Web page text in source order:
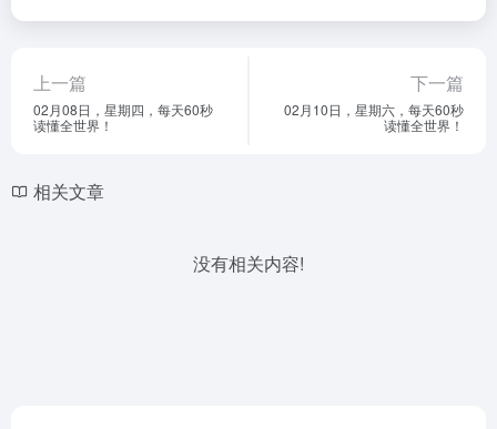
上一篇
02月08日，星期四，每天60秒
读懂全世界！
下一篇
02月10日，星期六，每天60秒
读懂全世界！
相关文章
没有相关内容!